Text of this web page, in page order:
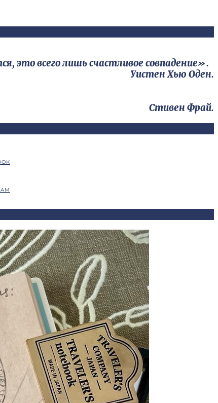
это всего лишь счастливое совпадение».
Уистен Хью Оден.
Стивен Фрай.